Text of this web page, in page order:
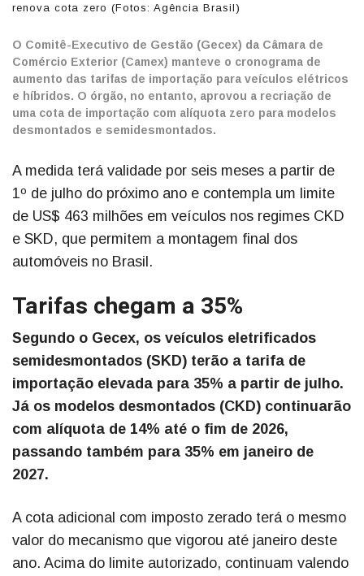
renova cota zero (Fotos: Agência Brasil)
O Comitê-Executivo de Gestão (Gecex) da Câmara de
Comércio Exterior (Camex) manteve o cronograma de
aumento das tarifas de importação para veículos elétricos
e híbridos. O órgão, no entanto, aprovou a recriação de
uma cota de importação com alíquota zero para modelos
desmontados e semidesmontados.
A medida terá validade por seis meses a partir de
1º de julho do próximo ano e contempla um limite
de US$ 463 milhões em veículos nos regimes CKD
e SKD, que permitem a montagem final dos
automóveis no Brasil.
Tarifas chegam a 35%
Segundo o Gecex, os veículos eletrificados
semidesmontados (SKD) terão a tarifa de
importação elevada para 35% a partir de julho.
Já os modelos desmontados (CKD) continuarão
com alíquota de 14% até o fim de 2026,
passando também para 35% em janeiro de
2027.
A cota adicional com imposto zerado terá o mesmo
valor do mecanismo que vigorou até janeiro deste
ano. Acima do limite autorizado, continuam valendo